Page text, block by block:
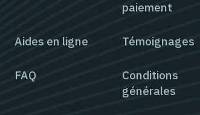
paiement
Aides en ligne Témoignages
FAQ
Conditions
générales